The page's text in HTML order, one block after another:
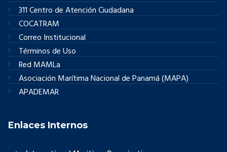
311 Centro de Atención Ciudadana
COCATRAM
Correo Institucional
Términos de Uso
Red MAMLa
Asociación Marítima Nacional de Panamá (MAPA)
APADEMAR
Enlaces Internos